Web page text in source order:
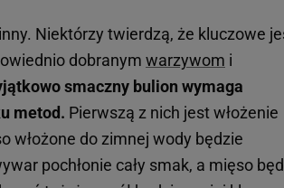
Niektórzy twierdzą, że kluczowe
dobranym warzywom i
smaczny bulion wymaga
metod. Pierwszą z nich jest włożenie
włożone do zimnej wody będzie
pochłonie cały smak, a mięso